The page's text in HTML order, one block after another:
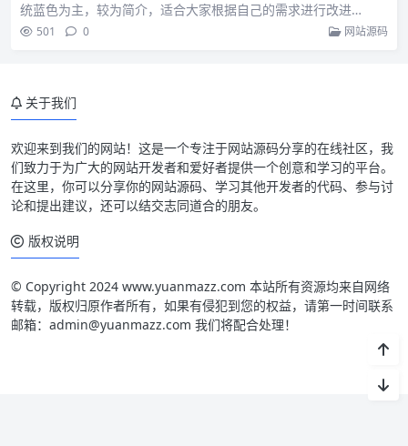
统蓝色为主，较为简介，适合大家根据自己的需求进行改进…
501 0 网站源码
关于我们
欢迎来到我们的网站！这是一个专注于网站源码分享的在线社区，我
们致力于为广大的网站开发者和爱好者提供一个创意和学习的平台。
在这里，你可以分享你的网站源码、学习其他开发者的代码、参与讨
论和提出建议，还可以结交志同道合的朋友。
版权说明
© Copyright 2024 www.yuanmazz.com 本站所有资源均来自网络
转载，版权归原作者所有，如果有侵犯到您的权益，请第一时间联系
邮箱：admin@yuanmazz.com 我们将配合处理！